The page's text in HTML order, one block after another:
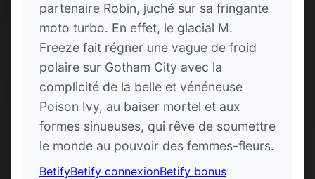
partenaire Robin, juché sur sa fringante
moto turbo. En effet, le glacial M.
Freeze fait régner une vague de froid
polaire sur Gotham City avec la
complicité de la belle et vénéneuse
Poison Ivy, au baiser mortel et aux
formes sinueuses, qui rêve de soumettre
le monde au pouvoir des femmes-fleurs.
BetifyBetify connexionBetify bonus